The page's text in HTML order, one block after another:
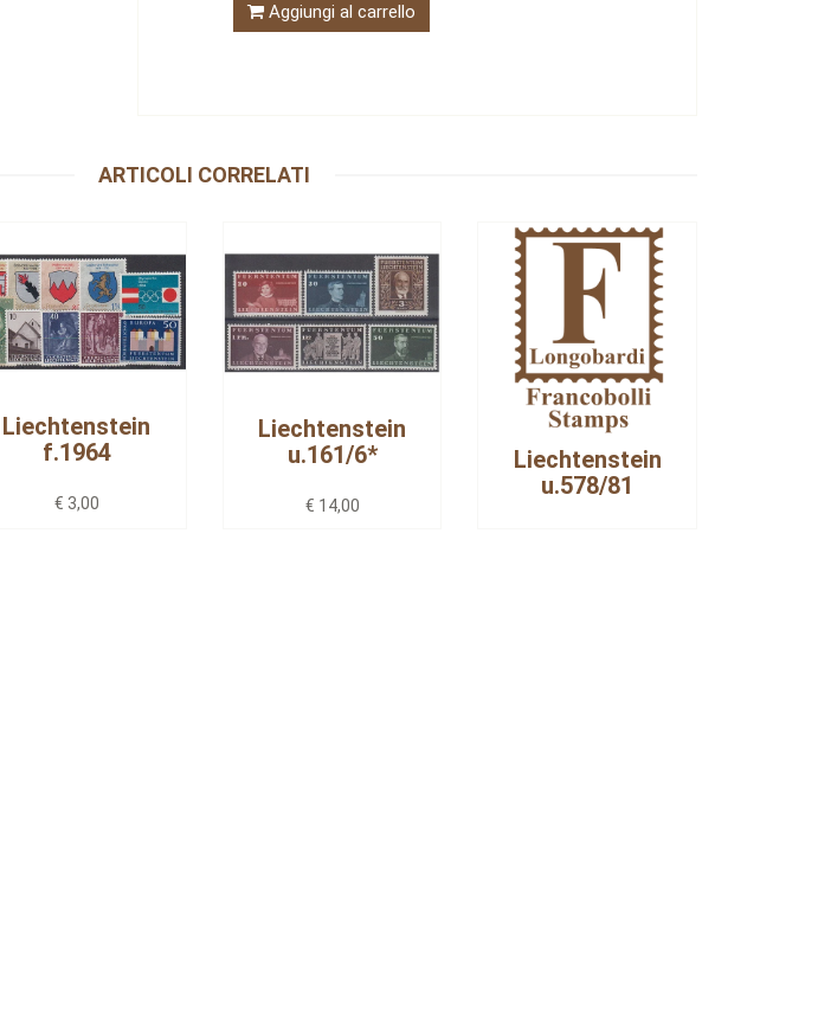
Aggiungi al carrello
ARTICOLI CORRELATI
Liechtenstein
f.1964
€ 3,00
Liechtenstein
u.161/6*
€ 14,00
Liechtenstein
u.578/81